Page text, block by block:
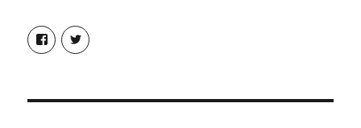
Profil
von
christoph.fleischer1
anzeigen
Profil
von
anzeigen